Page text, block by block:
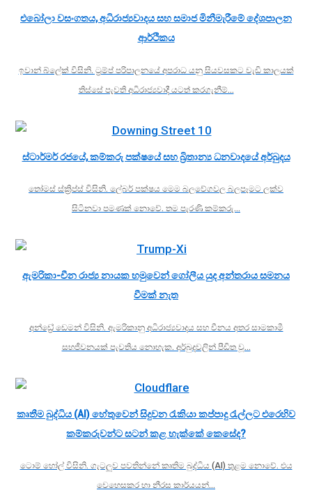
එබෝලා වසංගතය, අධිරාජ්‍යවාදය සහ සමාජ මිනීමැරීමේ දේශපාලන
ආර්ථිකය
ඉවාන් බ්ලේක් විසිනි. ට්‍රම්ප් පරිපාලනයේ අපරාධ යනු සියවසකට වැඩි කාලයක්
තිස්සේ පැවති අධිරාජ්‍යවාදී යටත් කරගැනීම්…
ස්ටාර්මර් රජයේ, කම්කරු පක්ෂයේ සහ බ්‍රිතාන්‍ය ධනවාදයේ අර්බුදය
තෝමස් ස්ක්‍රිප්ස් විසිනි. ලේබර් පක්ෂය මෙම බලවේගවල බලපෑමට ලක්ව
සිටිනවා පමණක් නොවේ. තම පැරණි කම්කරු…
ඇමරිකා-චීන රාජ්‍ය නායක හමුවෙන් ගෝලීය යුද අන්තරාය සමනය
වීමක් නැත
අන්ඩ්‍රේ ඩෙමන් විසිනි. ඇමරිකානු අධිරාජ්‍යවාදය සහ චීනය අතර සාමකාමී
සහජීවනයක් පැවතිය නොහැක. අර්බුදවලින් පීඩිත වූ…
කෘතීම බුද්ධිය (AI) හේතුවෙන් සිදුවන රැකියා කප්පාදු රැල්ලට එරෙහිව
කම්කරුවන්ට සටන් කළ හැක්කේ කෙසේද?
ටොම් හෝල් විසිනි. ගැටලුව පවතින්නේ කෘතිම බුද්ධිය (AI) තුළම නොවේ. එය
වෙහෙසකර හා නීරස කාර්යයන්…